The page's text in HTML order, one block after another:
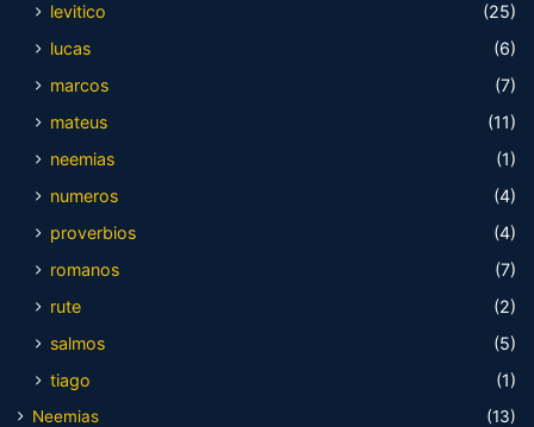
levitico
(25)
lucas
(6)
marcos
(7)
mateus
(11)
neemias
(1)
numeros
(4)
proverbios
(4)
romanos
(7)
rute
(2)
salmos
(5)
tiago
(1)
Neemias
(13)